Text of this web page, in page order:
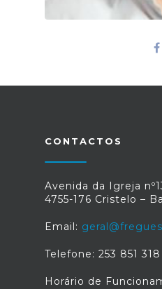
CONTACTOS
Avenida da Igreja
4755-176 Cristelo –
Email:
Telefone: 253 851 318
Horário de